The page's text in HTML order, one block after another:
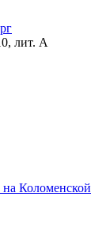
лит. А
Коломенской